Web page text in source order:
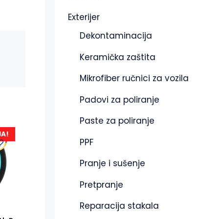
Exterijer
Dekontaminacija
Keramička zaštita
Mikrofiber ručnici za vozila
Padovi za poliranje
Paste za poliranje
PPF
Pranje i sušenje
Pretpranje
Reparacija stakala